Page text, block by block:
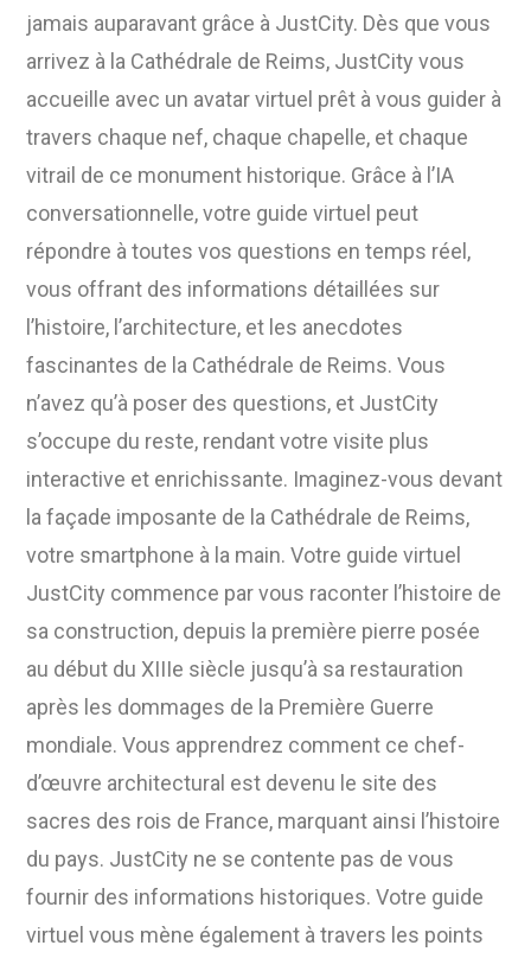
jamais auparavant grâce à JustCity. Dès que vous
arrivez à la Cathédrale de Reims, JustCity vous
accueille avec un avatar virtuel prêt à vous guider à
travers chaque nef, chaque chapelle, et chaque
vitrail de ce monument historique. Grâce à l’IA
conversationnelle, votre guide virtuel peut
répondre à toutes vos questions en temps réel,
vous offrant des informations détaillées sur
l’histoire, l’architecture, et les anecdotes
fascinantes de la Cathédrale de Reims. Vous
n’avez qu’à poser des questions, et JustCity
s’occupe du reste, rendant votre visite plus
interactive et enrichissante. Imaginez-vous devant
la façade imposante de la Cathédrale de Reims,
votre smartphone à la main. Votre guide virtuel
JustCity commence par vous raconter l’histoire de
sa construction, depuis la première pierre posée
au début du XIIIe siècle jusqu’à sa restauration
après les dommages de la Première Guerre
mondiale. Vous apprendrez comment ce chef-
d’œuvre architectural est devenu le site des
sacres des rois de France, marquant ainsi l’histoire
du pays. JustCity ne se contente pas de vous
fournir des informations historiques. Votre guide
virtuel vous mène également à travers les points